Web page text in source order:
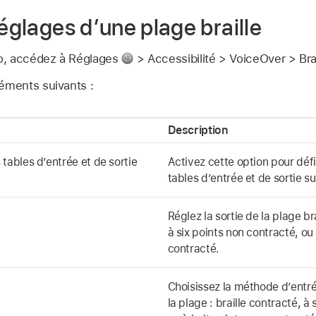
d’une plage braille
accédez à Réglages
> Accessibilité > VoiceOver >
suivants :
Description
d’entrée et de sortie
Activez cette option pour
tables d’entrée et de sortie
Réglez la sortie de la plage
à six points non contracté,
contracté.
Choisissez la méthode
la plage : braille contracté, à